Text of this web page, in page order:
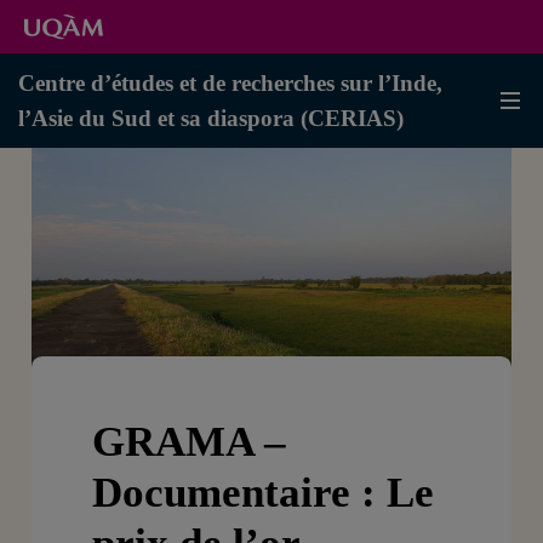
Centre d’études et de recherches sur l’Inde,
l’Asie du Sud et sa diaspora (CERIAS)
GRAMA –
Documentaire : Le